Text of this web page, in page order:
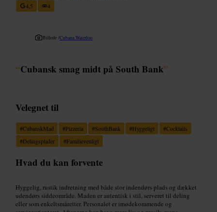
4,5
4
Billede /Cubana Waterloo
“Cubansk smag midt på South Bank”
Velegnet til
#CubanskMad #Pizzeria #SouthBank #Hyggeligt #Cocktails
#Delingsplader #Familievenligt
Hvad du kan forvente
Hyggelig, rustik indretning med både stor indendørs plads og dækket
udendørs siddeområde. Maden er autentisk i stil, serveret til deling
eller som enkeltsmåretter. Personalet er imødekommende og